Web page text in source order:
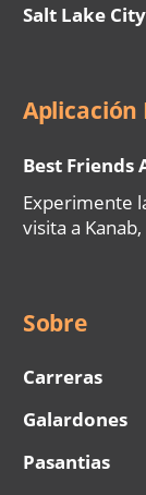
Salt Lake City
Aplicación
Best Friends
Experimente
visita a
Sobre
Carreras
Galardones
Pasantias